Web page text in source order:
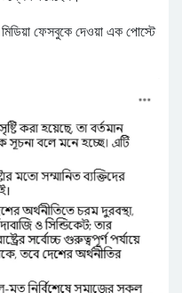
ফেসবুকে দেওয়া এক পোস্টে